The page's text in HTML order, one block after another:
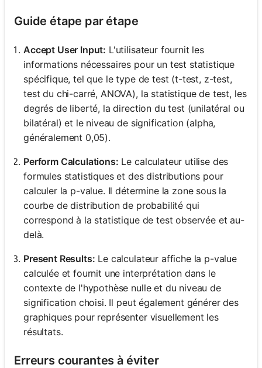
Guide étape par étape
Accept User Input: L'utilisateur fournit les
informations nécessaires pour un test statistique
spécifique, tel que le type de test (t-test, z-test,
test du chi-carré, ANOVA), la statistique de test, les
degrés de liberté, la direction du test (unilatéral ou
bilatéral) et le niveau de signification (alpha,
généralement 0,05).
Perform Calculations: Le calculateur utilise des
formules statistiques et des distributions pour
calculer la p-value. Il détermine la zone sous la
courbe de distribution de probabilité qui
correspond à la statistique de test observée et au-
delà.
Present Results: Le calculateur affiche la p-value
calculée et fournit une interprétation dans le
contexte de l'hypothèse nulle et du niveau de
signification choisi. Il peut également générer des
graphiques pour représenter visuellement les
résultats.
Erreurs courantes à éviter